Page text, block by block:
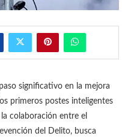
significativo en la mejora
primeros postes inteligentes
colaboración entre el
del Delito, busca